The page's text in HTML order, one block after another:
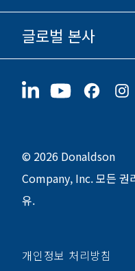
윤리 및 준법 경영
채용 정보
투자자 정보
협력업체
지속가능성
글로벌 본사
1400 W 94th
© 2026 Donaldson
Company, Inc. 모든 권
유.
개인정보 처리방침